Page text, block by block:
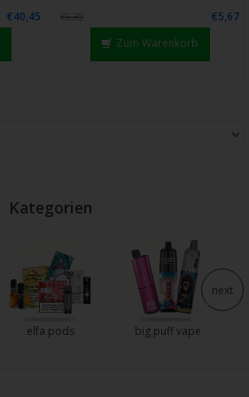
€40,45
€6,30
€5,67
Zum Warenkorb
Kategorien
elfa pods big puff vape
next